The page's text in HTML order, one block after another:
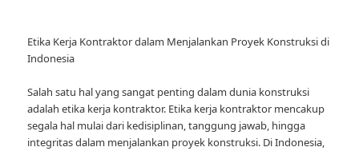
Etika Kerja Kontraktor dalam Menjalankan Proyek Konstruksi di
Indonesia
Salah satu hal yang sangat penting dalam dunia konstruksi
adalah etika kerja kontraktor. Etika kerja kontraktor mencakup
segala hal mulai dari kedisiplinan, tanggung jawab, hingga
integritas dalam menjalankan proyek konstruksi. Di Indonesia,